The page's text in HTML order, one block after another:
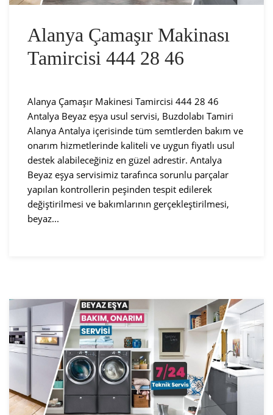
Alanya Çamaşır Makinası
Tamircisi 444 28 46
Alanya Çamaşır Makinesi Tamircisi 444 28 46
Antalya Beyaz eşya usul servisi, Buzdolabı Tamiri
Alanya Antalya içerisinde tüm semtlerden bakım ve
onarım hizmetlerinde kaliteli ve uygun fiyatlı usul
destek alabileceğiniz en güzel adrestir. Antalya
Beyaz eşya servisimiz tarafınca sorunlu parçalar
yapılan kontrollerin peşinden tespit edilerek
değiştirilmesi ve bakımlarının gerçekleştirilmesi,
beyaz...